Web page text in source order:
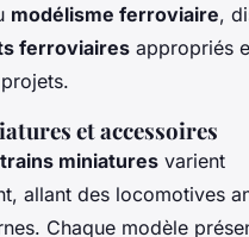
modélisme ferroviaire,
ferroviaires appropriés
et accessoires
trains miniatures varient
allant des locomotives
Chaque modèle